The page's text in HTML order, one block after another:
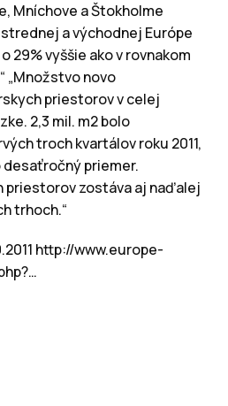
Mníchove a Štokholme
a východnej Európe
29% vyššie ako v rovnakom
„Množstvo novo
priestorov v celej
2,3 mil. m2 bolo
troch kvartálov roku 2011,
desaťročný priemer.
zostáva aj naďalej
trhoch.“
http://www.europe-